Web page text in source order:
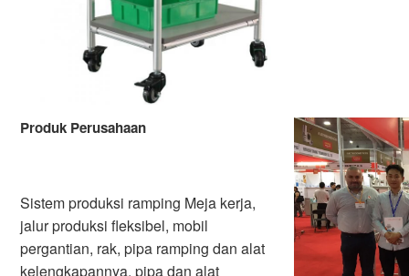
Produk Perusahaan
Sistem produksi ramping Meja kerja,
jalur produksi fleksibel, mobil
pergantian, rak, pipa ramping dan alat
kelengkapannya, pipa dan alat